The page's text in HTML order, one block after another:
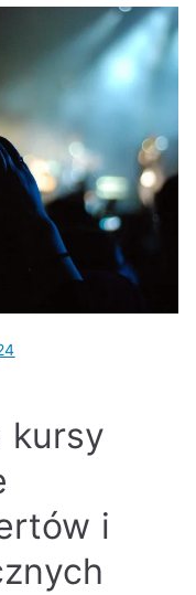
kursy
i